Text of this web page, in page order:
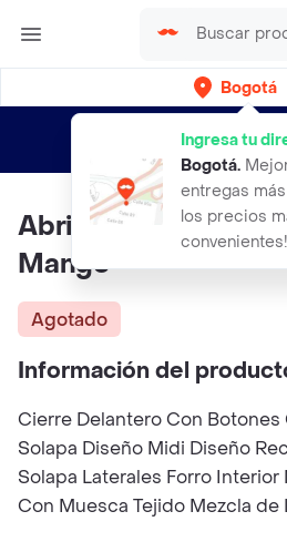
Bogotá
Ingresa tu
Bogotá.
entregas
los precios
convenientes!
envíos gratis por
Abrigo Lee Gris Talla
Mango
Agotado
Información del
Cierre Delantero Con Botones
Solapa Diseño Midi Diseño
Solapa Laterales Forro Interior
Con Muesca Tejido Mezcla de